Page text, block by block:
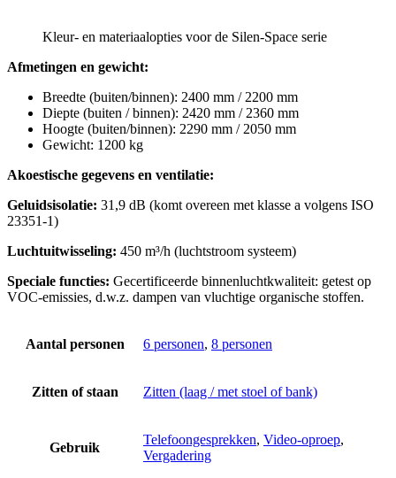
Kleur- en materiaalopties voor de Silen-Space serie
Afmetingen en gewicht:
Breedte (buiten/binnen): 2400 mm / 2200 mm
Diepte (buiten / binnen): 2420 mm / 2360 mm
Hoogte (buiten/binnen): 2290 mm / 2050 mm
Gewicht: 1200 kg
Akoestische gegevens en ventilatie:
Geluidsisolatie: 31,9 dB (komt overeen met klasse a volgens ISO
23351-1)
Luchtuitwisseling: 450 m³/h (luchtstroom systeem)
Speciale functies: Gecertificeerde binnenluchtkwaliteit: getest op
VOC-emissies, d.w.z. dampen van vluchtige organische stoffen.
Aantal personen 6 personen, 8 personen
Zitten of staan Zitten (laag / met stoel of bank)
Gebruik
Telefoongesprekken, Video-oproep,
Vergadering